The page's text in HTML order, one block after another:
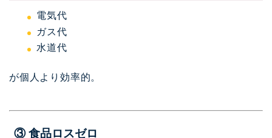
電気代
ガス代
水道代
が個人より効率的。
③ 食品ロスゼロ